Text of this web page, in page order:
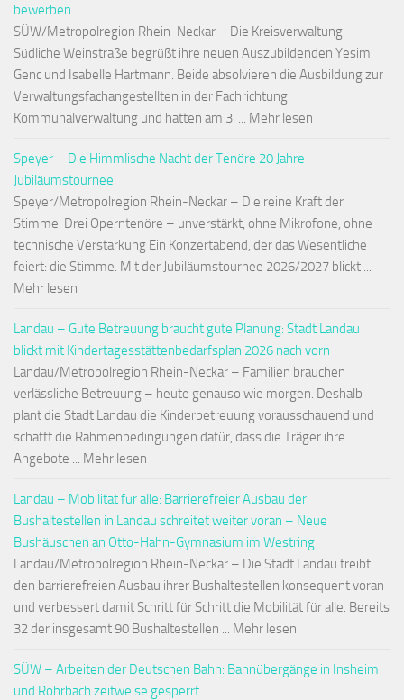
bewerben
SÜW/Metropolregion Rhein-Neckar – Die Kreisverwaltung
Südliche Weinstraße begrüßt ihre neuen Auszubildenden Yesim
Genc und Isabelle Hartmann. Beide absolvieren die Ausbildung zur
Verwaltungsfachangestellten in der Fachrichtung
Kommunalverwaltung und hatten am 3. ... Mehr lesen
Speyer – Die Himmlische Nacht der Tenöre 20 Jahre
Jubiläumstournee
Speyer/Metropolregion Rhein-Neckar – Die reine Kraft der
Stimme: Drei Operntenöre – unverstärkt, ohne Mikrofone, ohne
technische Verstärkung Ein Konzertabend, der das Wesentliche
feiert: die Stimme. Mit der Jubiläumstournee 2026/2027 blickt ...
Mehr lesen
Landau – Gute Betreuung braucht gute Planung: Stadt Landau
blickt mit Kindertagesstättenbedarfsplan 2026 nach vorn
Landau/Metropolregion Rhein-Neckar – Familien brauchen
verlässliche Betreuung – heute genauso wie morgen. Deshalb
plant die Stadt Landau die Kinderbetreuung vorausschauend und
schafft die Rahmenbedingungen dafür, dass die Träger ihre
Angebote ... Mehr lesen
Landau – Mobilität für alle: Barrierefreier Ausbau der
Bushaltestellen in Landau schreitet weiter voran – Neue
Bushäuschen an Otto-Hahn-Gymnasium im Westring
Landau/Metropolregion Rhein-Neckar – Die Stadt Landau treibt
den barrierefreien Ausbau ihrer Bushaltestellen konsequent voran
und verbessert damit Schritt für Schritt die Mobilität für alle. Bereits
32 der insgesamt 90 Bushaltestellen ... Mehr lesen
SÜW – Arbeiten der Deutschen Bahn: Bahnübergänge in Insheim
und Rohrbach zeitweise gesperrt